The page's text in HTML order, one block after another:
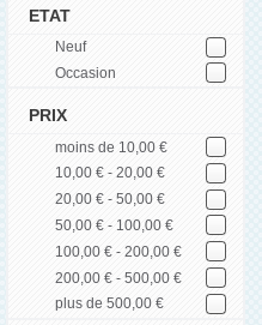
ETAT
Neuf
Occasion
PRIX
moins de 10,00 €
10,00 € - 20,00 €
20,00 € - 50,00 €
50,00 € - 100,00 €
100,00 € - 200,00 €
200,00 € - 500,00 €
plus de 500,00 €